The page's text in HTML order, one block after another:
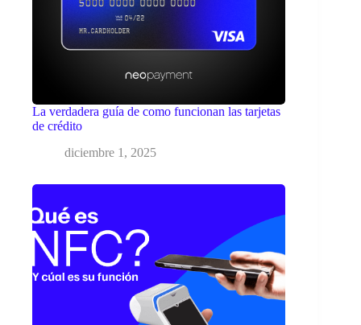
La verdadera guía de como funcionan las tarjetas
de crédito
diciembre 1, 2025